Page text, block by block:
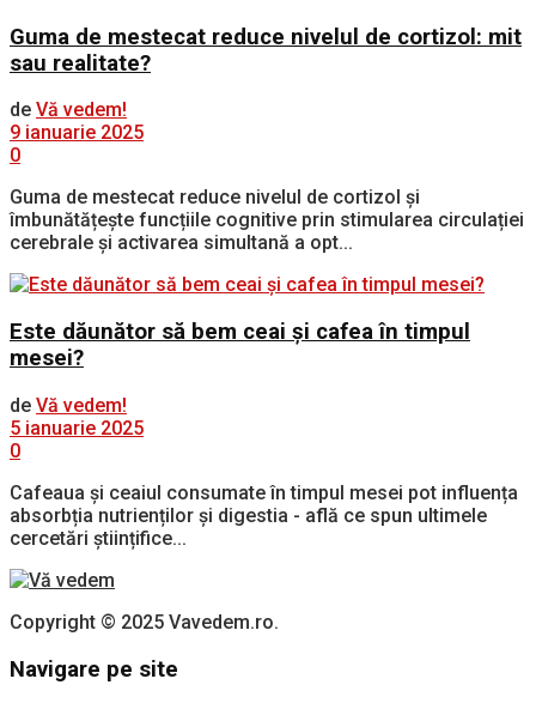
Guma de mestecat reduce nivelul de cortizol: mit
sau realitate?
de Vă vedem!
9 ianuarie 2025
0
Guma de mestecat reduce nivelul de cortizol și
îmbunătățește funcțiile cognitive prin stimularea circulației
cerebrale și activarea simultană a opt...
Este dăunător să bem ceai și cafea în timpul
mesei?
de Vă vedem!
5 ianuarie 2025
0
Cafeaua și ceaiul consumate în timpul mesei pot influența
absorbția nutrienților și digestia - află ce spun ultimele
cercetări științifice...
Copyright © 2025 Vavedem.ro.
Navigare pe site